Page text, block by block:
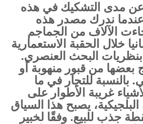
مدى التشكيك في هذه
عندما ندرك مصدر هذه
الآلاف من الجماجم
خلال الحقبة الاستعمارية
بنظريات البحث العنصري.
بعضها من قبور منهوبة أو
للتجار في ما
غريبة الأطوار على
البلجيكية، يصبح هذا السياق
جذب للبيع. وفقًا لخبير